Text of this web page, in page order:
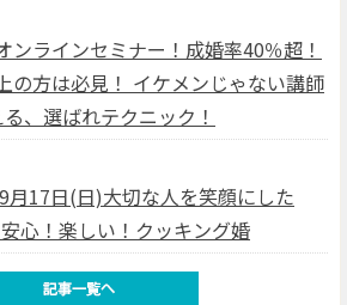
ンラインセミナー！成婚率40％超！
の方は必見！ イケメンじゃない講師
、選ばれテクニック！
月17日(日)大切な人を笑顔にした
心！楽しい！クッキング婚